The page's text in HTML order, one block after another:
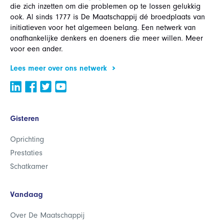
die zich inzetten om die problemen op te lossen gelukkig
ook. Al sinds 1777 is De Maatschappij dé broedplaats van
initiatieven voor het algemeen belang. Een netwerk van
onafhankelijke denkers en doeners die meer willen. Meer
voor een ander.
Lees meer over ons netwerk
Gisteren
Oprichting
Prestaties
Schatkamer
Vandaag
Over De Maatschappij